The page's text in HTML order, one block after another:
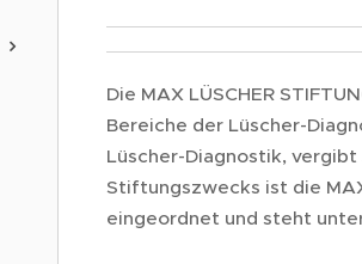
Die MAX LÜSCHER
Bereiche der Lüscher-
Lüscher-Diagnostik,
Stiftungszwecks ist die
eingeordnet und steht